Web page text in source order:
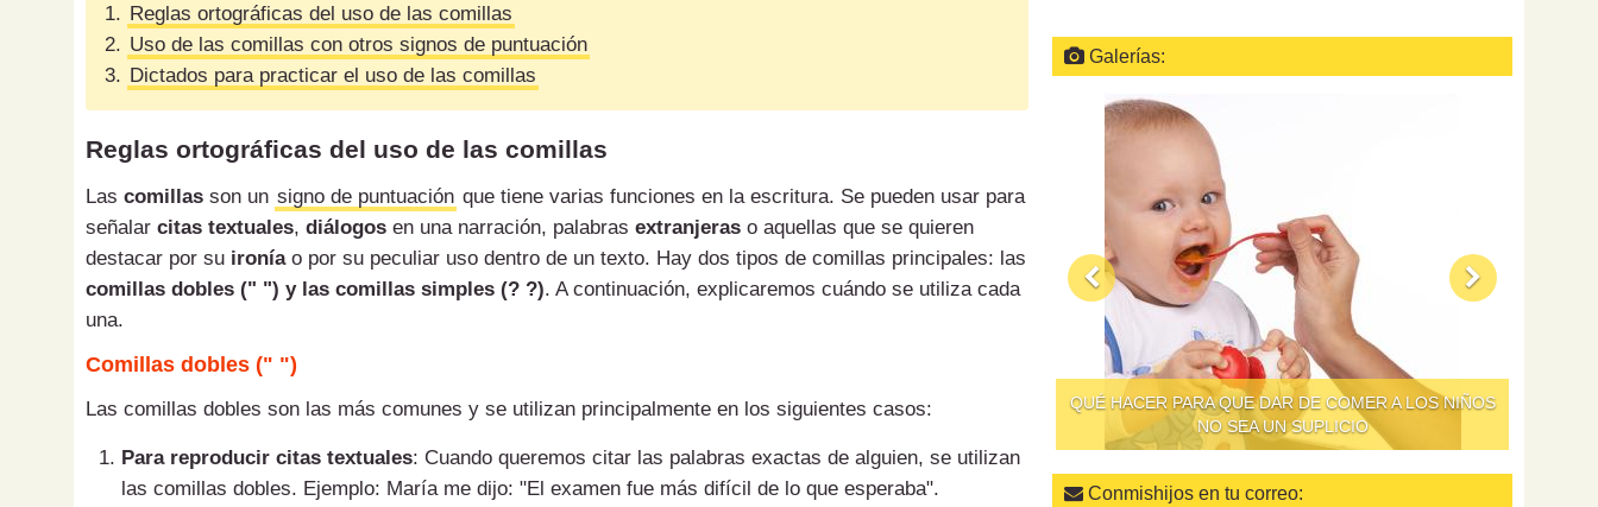
1. Reglas ortográficas del uso de las comillas
2. Uso de las comillas con otros signos de puntuación
3. Dictados para practicar el uso de las comillas
Reglas ortográficas del uso de las comillas
Las comillas son un signo de puntuación que tiene varias funciones en la escritura. Se pueden usar para
señalar citas textuales, diálogos en una narración, palabras extranjeras o aquellas que se quieren
destacar por su ironíao por su peculiar uso dentro de un texto. Hay dos tipos de comillas principales: las
comillas dobles (" ") y las comillas simples (? ?). A continuación, explicaremos cuándo se utiliza cada
una.
Comillas dobles (" ")
Las comillas dobles son las más comunes y se utilizan principalmente en los siguientes casos:
Para reproducir citas textuales: Cuando queremos citar las palabras exactas de alguien, se utilizan
las comillas dobles. Ejemplo: María me dijo: "El examen fue más difícil de lo que esperaba".
Galerías:
QUÉ HACER PARA QUE DAR DE COMER A LOS NIÑOS
NO SEA UN SUPLICIO
Conmishijos en tu correo: